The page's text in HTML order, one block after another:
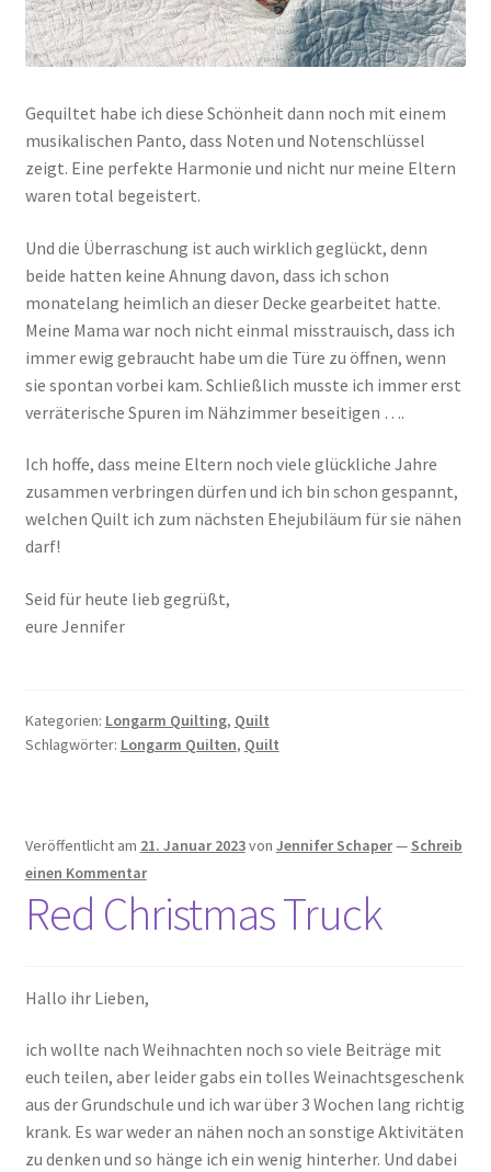
Gequiltet habe ich diese Schönheit dann noch mit einem
musikalischen Panto, dass Noten und Notenschlüssel
zeigt. Eine perfekte Harmonie und nicht nur meine Eltern
waren total begeistert.
Und die Überraschung ist auch wirklich geglückt, denn
beide hatten keine Ahnung davon, dass ich schon
monatelang heimlich an dieser Decke gearbeitet hatte.
Meine Mama war noch nicht einmal misstrauisch, dass ich
immer ewig gebraucht habe um die Türe zu öffnen, wenn
sie spontan vorbei kam. Schließlich musste ich immer erst
verräterische Spuren im Nähzimmer beseitigen ….
Ich hoffe, dass meine Eltern noch viele glückliche Jahre
zusammen verbringen dürfen und ich bin schon gespannt,
welchen Quilt ich zum nächsten Ehejubiläum für sie nähen
darf!
Seid für heute lieb gegrüßt,
eure Jennifer
Kategorien: Longarm Quilting, Quilt
Schlagwörter: Longarm Quilten, Quilt
Veröffentlicht am 21. Januar 2023von Jennifer Schaper— Schreib
einen Kommentar
Red Christmas Truck
Hallo ihr Lieben,
ich wollte nach Weihnachten noch so viele Beiträge mit
euch teilen, aber leider gabs ein tolles Weinachtsgeschenk
aus der Grundschule und ich war über 3 Wochen lang richtig
krank. Es war weder an nähen noch an sonstige Aktivitäten
zu denken und so hänge ich ein wenig hinterher. Und dabei